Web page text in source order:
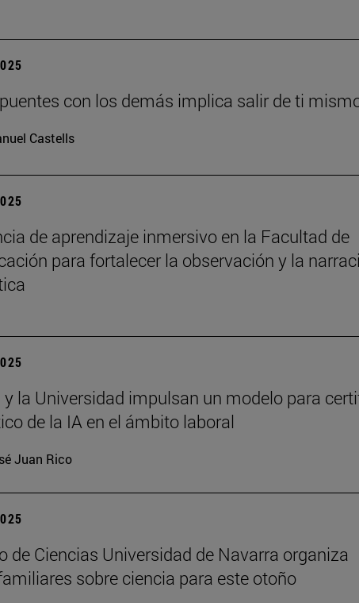
puentes con los demás implica salir de ti
Castells
de aprendizaje inmersivo en la Facultad de
para fortalecer la observación y la
y la Universidad impulsan un modelo para
de la IA en el ámbito laboral
Juan Rico
de Ciencias Universidad de Navarra organiza
sobre ciencia para este otoño